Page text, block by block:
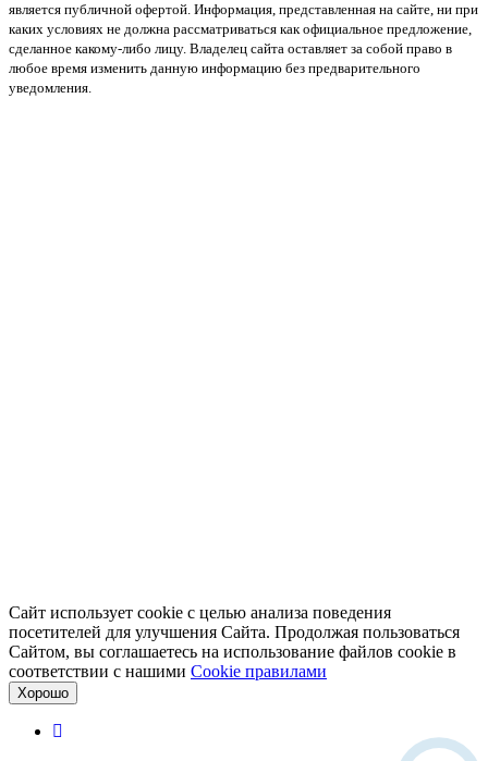
является публичной офертой. Информация, представленная на сайте, ни при
каких условиях не должна рассматриваться как официальное предложение,
сделанное какому-либо лицу. Владелец сайта оставляет за собой право в
любое время изменить данную информацию без предварительного
уведомления.
Сайт использует cookie с целью анализа поведения
посетителей для улучшения Сайта. Продолжая пользоваться
Сайтом, вы соглашаетесь на использование файлов cookie в
соответствии с нашими Cookiе правилами
Хорошо